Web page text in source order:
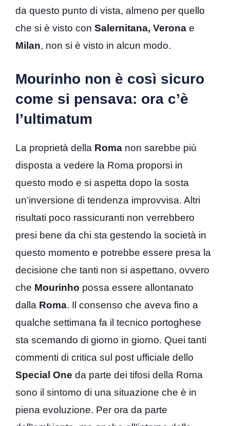
da questo punto di vista, almeno per quello
che si è visto con Salernitana, Verona e
Milan, non si è visto in alcun modo.
Mourinho non è così sicuro
come si pensava: ora c’è
l’ultimatum
La proprietà della Roma non sarebbe più
disposta a vedere la Roma proporsi in
questo modo e si aspetta dopo la sosta
un’inversione di tendenza improvvisa. Altri
risultati poco rassicuranti non verrebbero
presi bene da chi sta gestendo la società in
questo momento e potrebbe essere presa la
decisione che tanti non si aspettano, ovvero
che Mourinho possa essere allontanato
dalla Roma. Il consenso che aveva fino a
qualche settimana fa il tecnico portoghese
sta scemando di giorno in giorno. Quei tanti
commenti di critica sul post ufficiale dello
Special One da parte dei tifosi della Roma
sono il sintomo di una situazione che è in
piena evoluzione. Per ora da parte